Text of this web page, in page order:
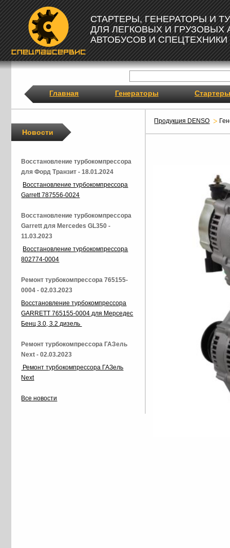
СТАРТЕРЫ, ГЕНЕРАТОРЫ И
ДЛЯ ЛЕГКОВЫХ И ГРУЗОВЫХ
АВТОБУСОВ И СПЕЦТЕХНИКИ
Главная Генераторы Стартеры
Продукция DENSO
Новости
Восстановление турбокомпрессора
для Форд Транзит - 18.01.2024
Восстановление турбокомпрессора
Garrett 787556-0024
Восстановление турбокомпрессора
Garrett для Mercedes GL350 -
11.03.2023
Восстановление турбокомпрессора
802774-0004
Ремонт турбокомпрессора 765155-
0004 - 02.03.2023
Восстановление турбокомпрессора
GARRETT 765155-0004 для Мерседес
Бенц 3.0, 3.2 дизель
Ремонт турбокомпрессора ГАЗель
Next - 02.03.2023
Ремонт турбокомпрессора ГАЗель
Next
Все новости